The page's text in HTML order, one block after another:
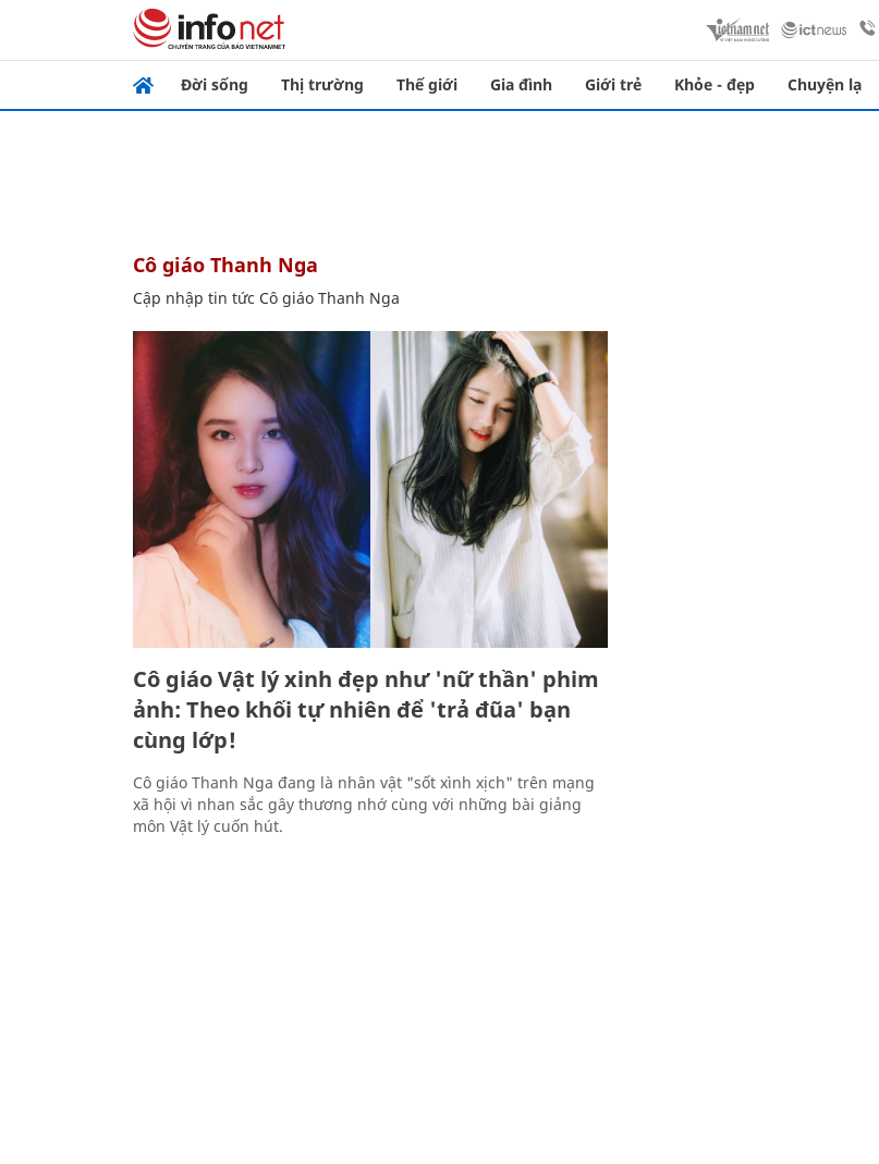
Đời sống Thị trường Thế giới Gia đình Giới trẻ Khỏe - đẹp Chuyện lạ
Cô giáo Thanh Nga
Cập nhập tin tức Cô giáo Thanh Nga
Cô giáo Vật lý xinh đẹp như 'nữ thần' phim
ảnh: Theo khối tự nhiên để 'trả đũa' bạn
cùng lớp!
Cô giáo Thanh Nga đang là nhân vật "sốt xình xịch" trên mạng
xã hội vì nhan sắc gây thương nhớ cùng với những bài giảng
môn Vật lý cuốn hút.